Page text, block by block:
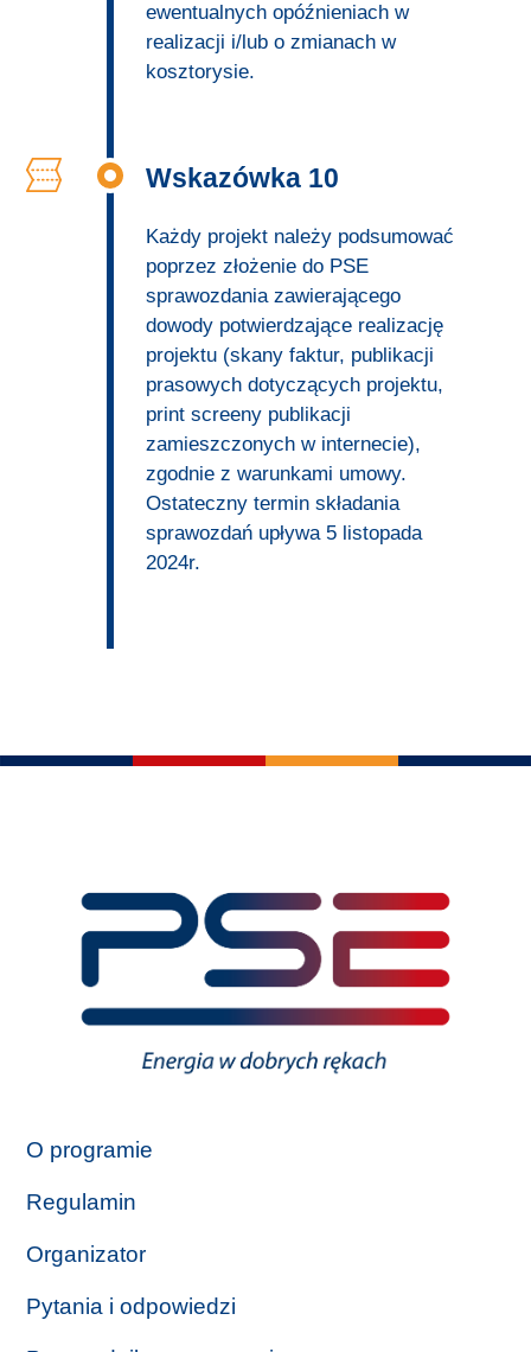
ewentualnych opóźnieniach w
realizacji i/lub o zmianach w
kosztorysie.
Wskazówka 10
Każdy projekt należy podsumować
poprzez złożenie do PSE
sprawozdania zawierającego
dowody potwierdzające realizację
projektu (skany faktur, publikacji
prasowych dotyczących projektu,
print screeny publikacji
zamieszczonych w internecie),
zgodnie z warunkami umowy.
Ostateczny termin składania
sprawozdań upływa 5 listopada
2024r.
O programie
Regulamin
Organizator
Pytania i odpowiedzi